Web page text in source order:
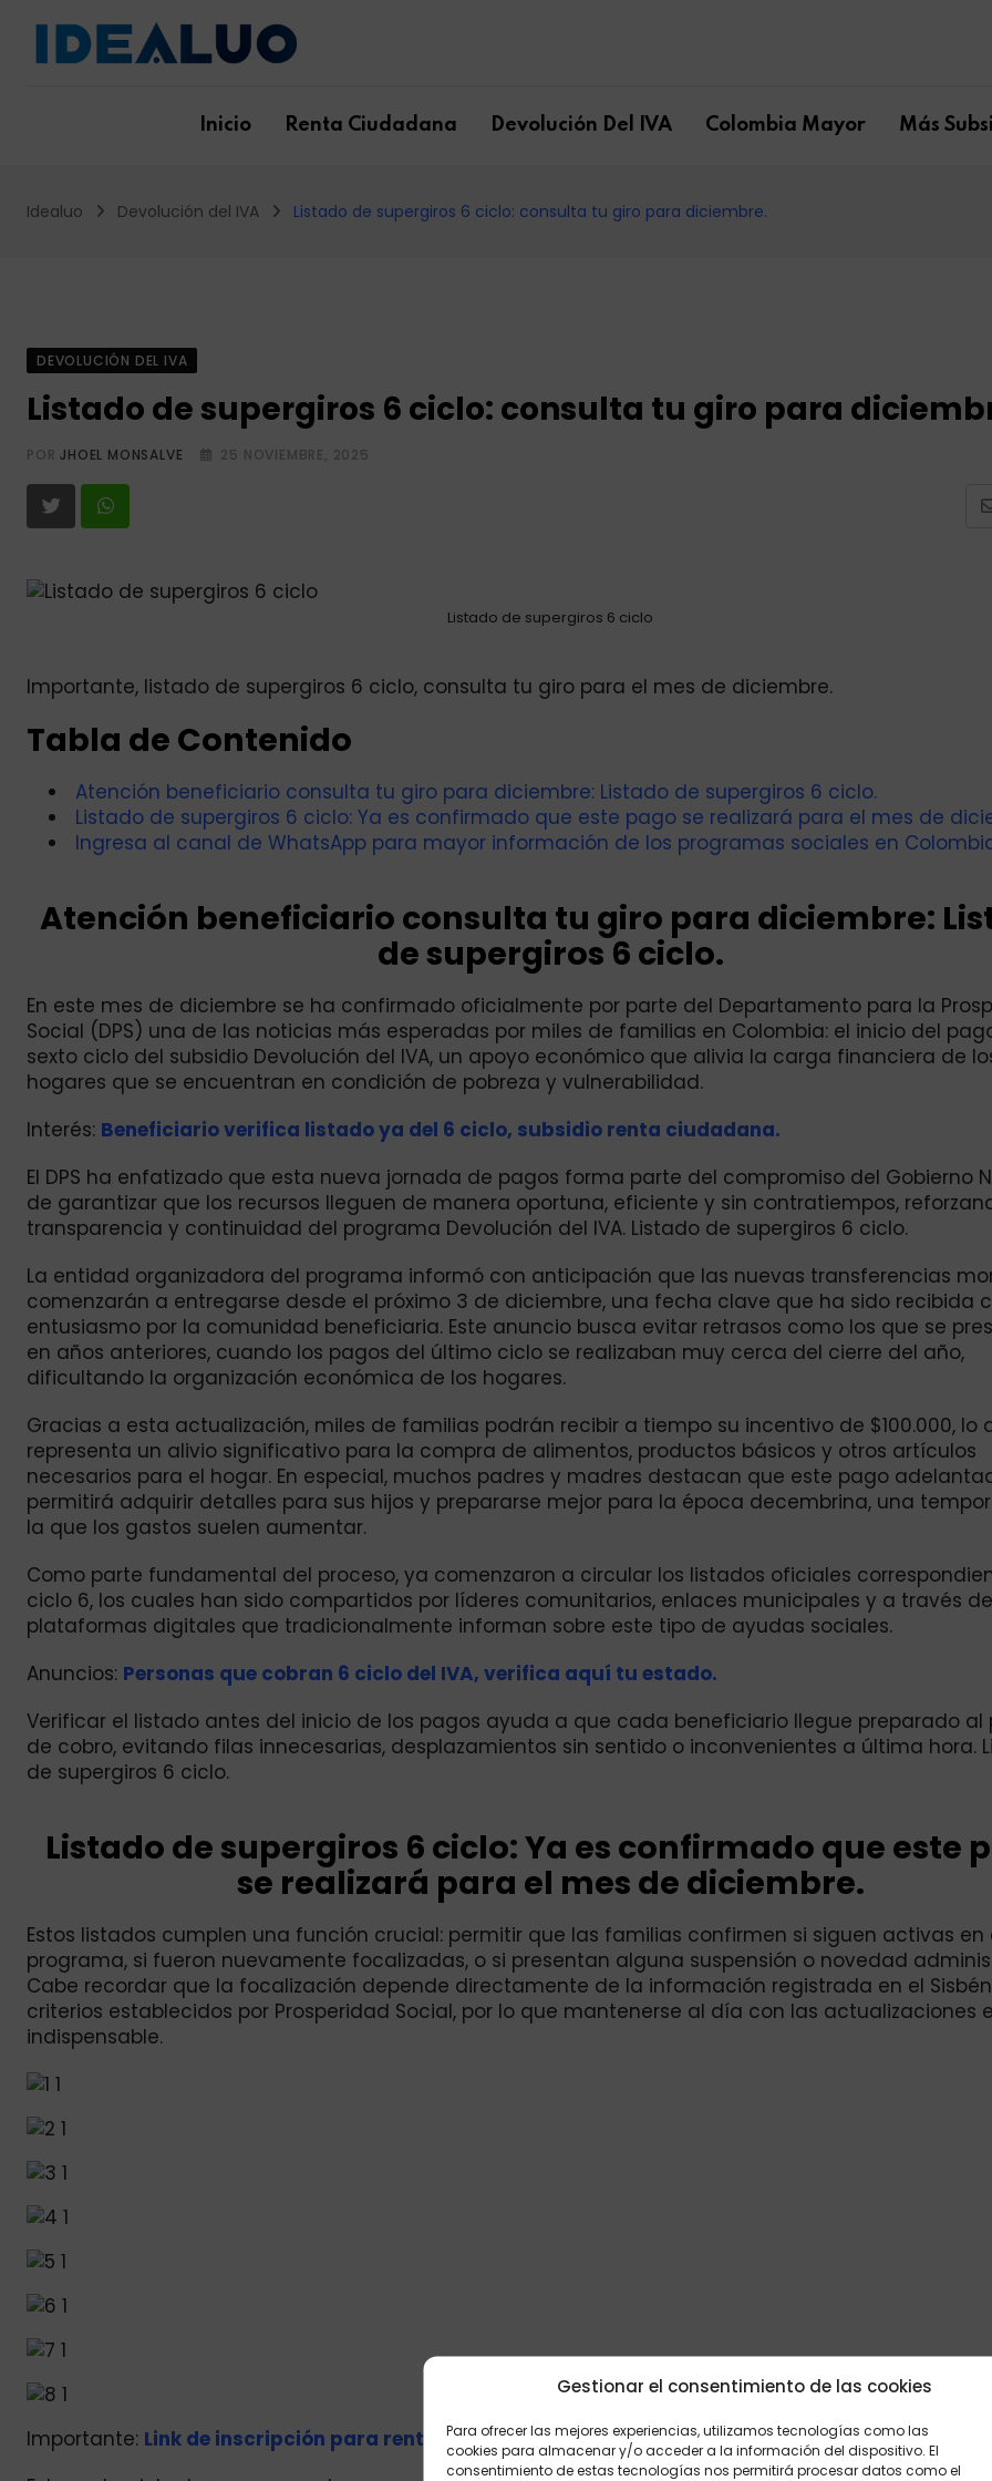
Gestionar el consentimiento de las cookies
Para ofrecer las mejores experiencias, utilizamos tecnologías como las
cookies para almacenar y/o acceder a la información del dispositivo. El
consentimiento de estas tecnologías nos permitirá procesar datos como el
content
Inicio Renta Ciudadana Devolución Del IVA Colombia Mayor Más
Idealuo Devolución del IVA Listado de supergiros 6 ciclo: consulta tu giro para diciembre.
DEVOLUCIÓN DEL IVA
Listado de supergiros 6 ciclo: consulta tu giro para
PORJHOEL MONSALVE 25 NOVIEMBRE, 2025
Listado de supergiros 6 ciclo
Importante, listado de supergiros 6 ciclo, consulta tu giro para el mes de diciembre.
Tabla de Contenido
Atención beneficiario consulta tu giro para diciembre: Listado de supergiros 6 ciclo.
Listado de supergiros 6 ciclo: Ya es confirmado que este pago se realizará para el mes de
Ingresa al canal de WhatsApp para mayor información de los programas sociales en
Atención beneficiario consulta tu giro para diciembre:
de supergiros 6 ciclo.
En este mes de diciembre se ha confirmado oficialmente por parte del Departamento para la
Social (DPS) una de las noticias más esperadas por miles de familias en Colombia: el inicio del
sexto ciclo del subsidio Devolución del IVA, un apoyo económico que alivia la carga financiera de
hogares que se encuentran en condición de pobreza y vulnerabilidad.
Interés: Beneficiario verifica listado ya del 6 ciclo, subsidio renta ciudadana.
El DPS ha enfatizado que esta nueva jornada de pagos forma parte del compromiso del Gobierno
de garantizar que los recursos lleguen de manera oportuna, eficiente y sin contratiempos,
transparencia y continuidad del programa Devolución del IVA. Listado de supergiros 6 ciclo.
La entidad organizadora del programa informó con anticipación que las nuevas transferencias
comenzarán a entregarse desde el próximo 3 de diciembre, una fecha clave que ha sido recibida
entusiasmo por la comunidad beneficiaria. Este anuncio busca evitar retrasos como los que se
en años anteriores, cuando los pagos del último ciclo se realizaban muy cerca del cierre del año,
dificultando la organización económica de los hogares.
Gracias a esta actualización, miles de familias podrán recibir a tiempo su incentivo de $100.000, lo
representa un alivio significativo para la compra de alimentos, productos básicos y otros artículos
necesarios para el hogar. En especial, muchos padres y madres destacan que este pago
permitirá adquirir detalles para sus hijos y prepararse mejor para la época decembrina, una
la que los gastos suelen aumentar.
Como parte fundamental del proceso, ya comenzaron a circular los listados oficiales
ciclo 6, los cuales han sido compartidos por líderes comunitarios, enlaces municipales y a través de
plataformas digitales que tradicionalmente informan sobre este tipo de ayudas sociales.
Anuncios: Personas que cobran 6 ciclo del IVA, verifica aquí tu estado.
Verificar el listado antes del inicio de los pagos ayuda a que cada beneficiario llegue preparado al
de cobro, evitando filas innecesarias, desplazamientos sin sentido o inconvenientes a última hora.
de supergiros 6 ciclo.
Listado de supergiros 6 ciclo: Ya es confirmado que este
se realizará para el mes de diciembre.
Estos listados cumplen una función crucial: permitir que las familias confirmen si siguen activas en
programa, si fueron nuevamente focalizadas, o si presentan alguna suspensión o novedad
Cabe recordar que la focalización depende directamente de la información registrada en el
criterios establecidos por Prosperidad Social, por lo que mantenerse al día con las actualizaciones
indispensable.
Importante: Link de inscripción para renta básica: diciembre 2025 consulta.